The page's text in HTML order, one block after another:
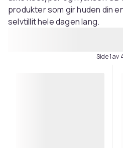
produkter som gir huden din
selvtillit hele dagen lang.
Side 1 av